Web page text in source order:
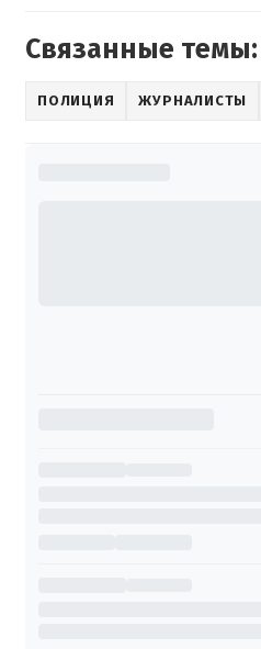
Связанные темы:
ПОЛИЦИЯ ЖУРНАЛИСТЫ